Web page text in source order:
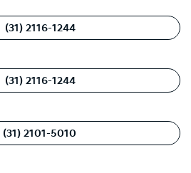
(31) 2116-1244
(31) 2116-1244
(31) 2101-5010